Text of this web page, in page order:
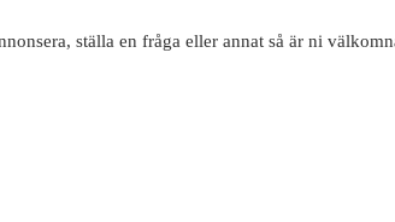
ställa en fråga eller annat så är ni